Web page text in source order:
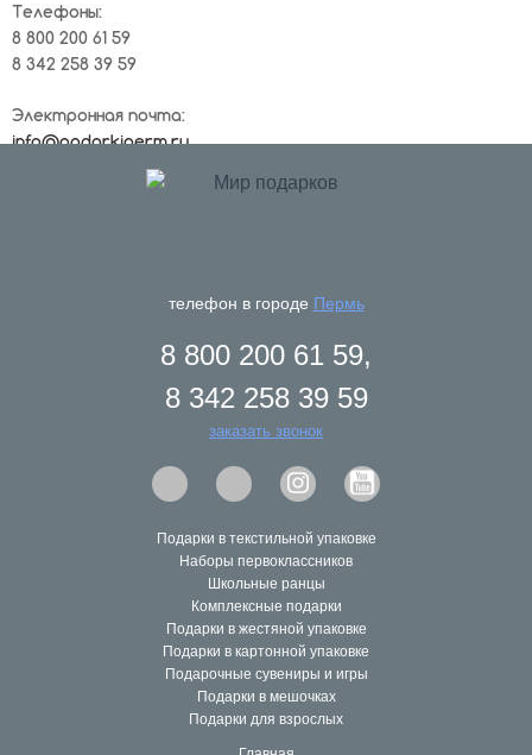
Телефоны:
8 800 200 61 59
8 342 258 39 59
Электронная почта:
info@podarkiperm.ru
телефон в городе Пермь
8 800 200 61 59,
8 342 258 39 59
заказать звонок
Подарки в текстильной упаковке
Наборы первоклассников
Школьные ранцы
Комплексные подарки
Подарки в жестяной упаковке
Подарки в картонной упаковке
Подарочные сувениры и игры
Подарки в мешочках
Подарки для взрослых